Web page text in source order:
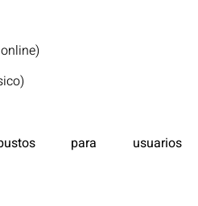
para usuarios